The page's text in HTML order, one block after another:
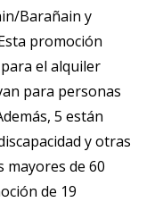
Barañain y
promoción
el alquiler
para personas
5 están
y otras
mayores de 60
de 19